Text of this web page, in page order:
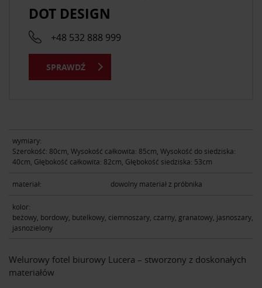
wymiary:
Szerokość: 80cm, Wysokość całkowita: 85cm, Wysokość do siedziska:
40cm, Głębokość całkowita: 82cm, Głębokość siedziska: 53cm
materiał: dowolny materiał z próbnika
kolor:
beżowy, bordowy, butelkowy, ciemnoszary, czarny, granatowy, jasnoszary,
jasnozielony
Welurowy fotel biurowy Lucera – stworzony z doskonałych
materiałów
DOT DESIGN
+48 532 888 999
SPRAWDŹ